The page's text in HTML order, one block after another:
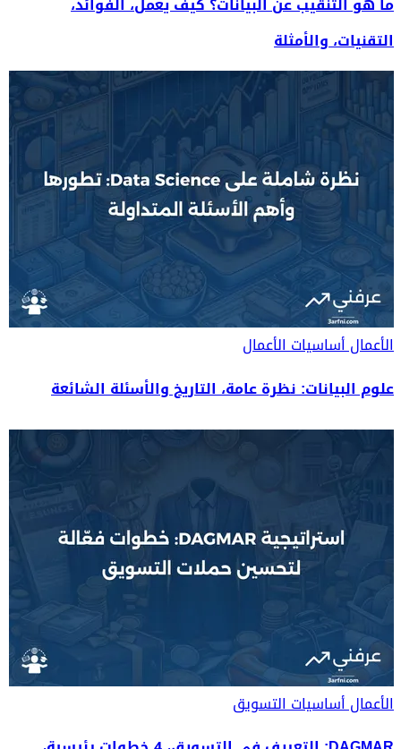
التقنيات، والأمثلة
الأعمالأساسيات الأعمال
علوم البيانات: نظرة عامة، التاريخ والأسئلة الشائعة
الأعمالأساسيات التسويق